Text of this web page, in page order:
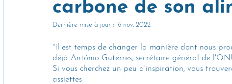
Gaspillage alimentaire Actualités
carbone de son
Dernière mise à jour : 16 nov. 2022
"Il est temps de changer la manière dont nous
déjà António Guterres, secrétaire général de
Si vous cherchez un peu d'inspiration, vous
assiettes :